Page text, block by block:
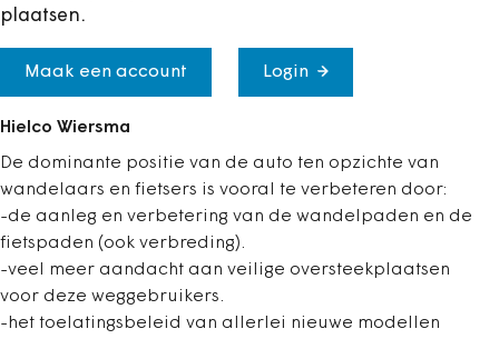
plaatsen.
Maak een account Login
Hielco Wiersma
De dominante positie van de auto ten opzichte van
wandelaars en fietsers is vooral te verbeteren door:
-de aanleg en verbetering van de wandelpaden en de
fietspaden (ook verbreding).
-veel meer aandacht aan veilige oversteekplaatsen
voor deze weggebruikers.
-het toelatingsbeleid van allerlei nieuwe modellen